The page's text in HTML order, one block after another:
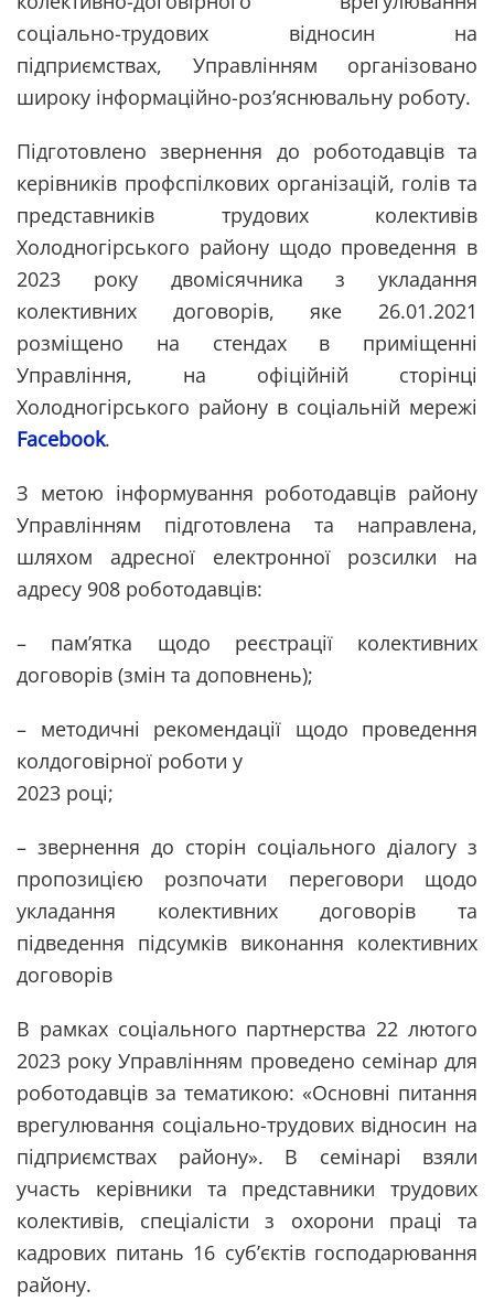
соціально-трудових відносин на
підприємствах, Управлінням організовано
широку інформаційно-роз’яснювальну роботу.
Підготовлено звернення до роботодавців та
керівників профспілкових організацій, голів та
представників трудових колективів
Холодногірського району щодо проведення в
2023 року двомісячника з укладання
колективних договорів, яке 26.01.2021
розміщено на стендах в приміщенні
Управління, на офіційній сторінці
Холодногірського району в соціальній мережі
Facebook.
З метою інформування роботодавців району
Управлінням підготовлена та направлена,
шляхом адресної електронної розсилки на
адресу 908 роботодавців:
– пам’ятка щодо реєстрації колективних
договорів (змін та доповнень);
– методичні рекомендації щодо проведення
колдоговірної роботи у
2023 році;
– звернення до сторін соціального діалогу з
пропозицією розпочати переговори щодо
укладання колективних договорів та
підведення підсумків виконання колективних
договорів
В рамках соціального партнерства 22 лютого
2023 року Управлінням проведено семінар для
роботодавців за тематикою: «Основні питання
врегулювання соціально-трудових відносин на
підприємствах району». В семінарі взяли
участь керівники та представники трудових
колективів, спеціалісти з охорони праці та
кадрових питань 16 суб’єктів господарювання
району.